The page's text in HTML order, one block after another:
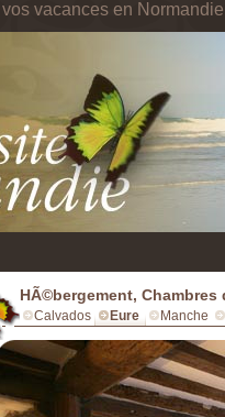
vos vacances en Normandie
HÃ©bergement, Chambres
Calvados Eure Manche